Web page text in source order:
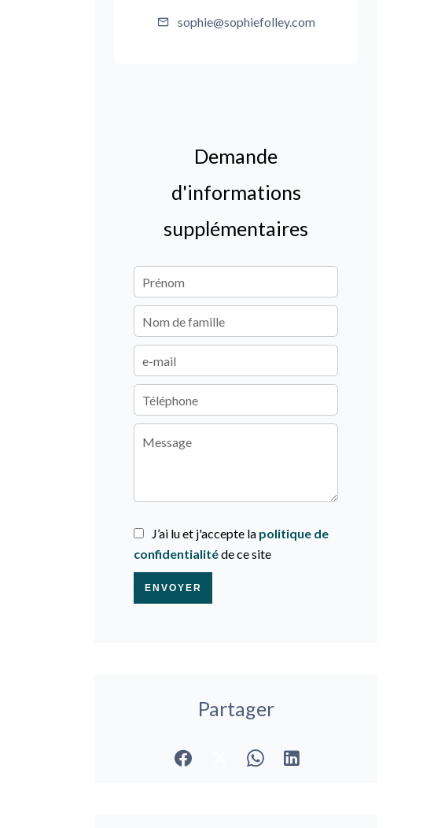
sophie@sophiefolley.com
Demande
d'informations
supplémentaires
J’ai lu et j'accepte la politique de
confidentialitéde ce site
ENVOYER
Partager